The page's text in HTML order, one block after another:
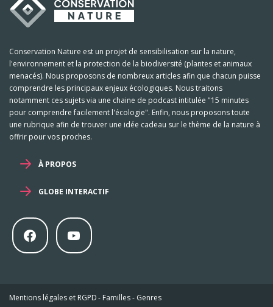
Conservation Nature est un projet de sensibilisation sur la nature,
l'environnement et la protection de la biodiversité (plantes et animaux
menacés). Nous proposons de nombreux articles afin que chacun puisse
comprendre les principaux enjeux écologiques. Nous traitons
notamment ces sujets via une chaine de podcast intitulée "15 minutes
pour comprendre facilement l'écologie". Enfin, nous proposons toute
une rubrique afin de trouver une idée cadeau sur le thème de la nature à
offrir pour vos proches.
À PROPOS
GLOBE INTERACTIF
Mentions légales et RGPD- Familles- Genres